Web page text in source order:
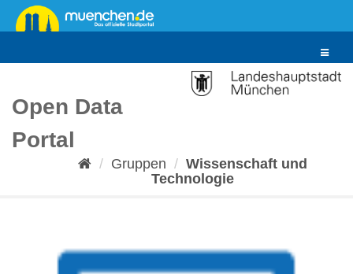
Überspringen
zum
Toggle
Open Data
Portal
Gruppen
Wissenschaft und
Technologie